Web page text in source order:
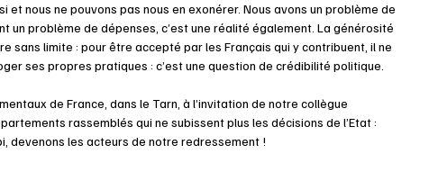
et nous ne pouvons pas nous en exonérer. Nous avons un problème de
un problème de dépenses, c’est une réalité également. La générosité
limite : pour être accepté par les Français qui y contribuent, il ne
ses propres pratiques : c’est une question de crédibilité politique.
de France, dans le Tarn, à l’invitation de notre collègue
rassemblés qui ne subissent plus les décisions de l’Etat :
devenons les acteurs de notre redressement !